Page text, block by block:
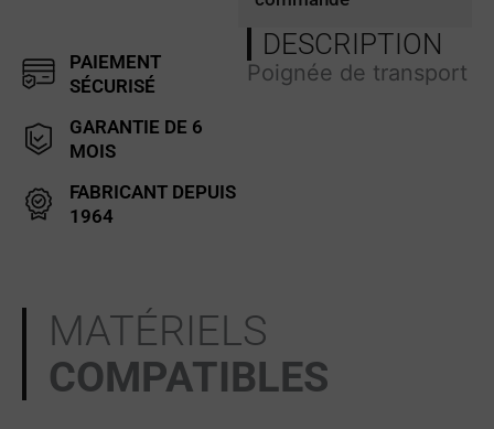
PAIEMENT
SÉCURISÉ
GARANTIE DE 6
MOIS
FABRICANT DEPUIS
1964
DESCRIPTION
Poignée de transport
MATÉRIELS
COMPATIBLES